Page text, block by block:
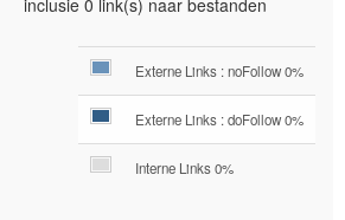
inclusie 0 link(s) naar bestanden
Externe Links : noFollow 0%
Externe Links : doFollow 0%
Interne Links 0%